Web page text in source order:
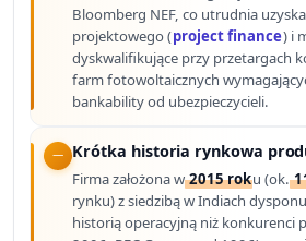
Bloomberg NEF, co utrudnia
projektowego (project finance) i
dyskwalifikujące przy przetargach
farm fotowoltaicznych
bankability od ubezpieczycieli.
Krótka historia rynkowa
Firma założona w2015 roku (ok.
rynku) z siedzibą w Indiach
historią operacyjną niż konkurenci